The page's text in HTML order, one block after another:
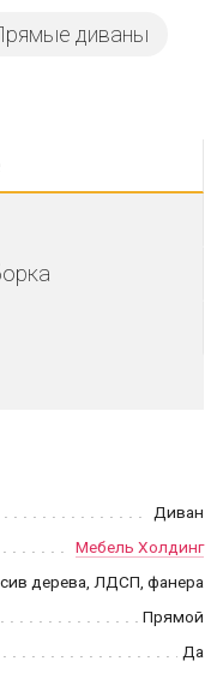
диваны
Диван
Мебель Холдинг
дерева, ЛДСП, фанера
Прямой
Да